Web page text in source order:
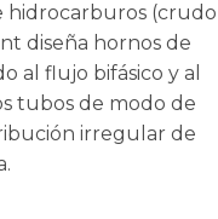
hidrocarburos
diseña hornos de
al flujo bifásico y al
tubos de modo de
irregular de